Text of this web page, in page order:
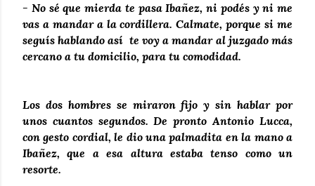
- No sé que mierda te pasa Ibañez, ni podés y ni me
vas a mandar a la cordillera. Calmate, porque si me
seguís hablando así te voy a mandar al juzgado más
cercano a tu domicilio, para tu comodidad.
Los dos hombres se miraron fijo y sin hablar por
unos cuantos segundos. De pronto Antonio Lucca,
con gesto cordial, le dio una palmadita en la mano a
Ibañez, que a esa altura estaba tenso como un
resorte.